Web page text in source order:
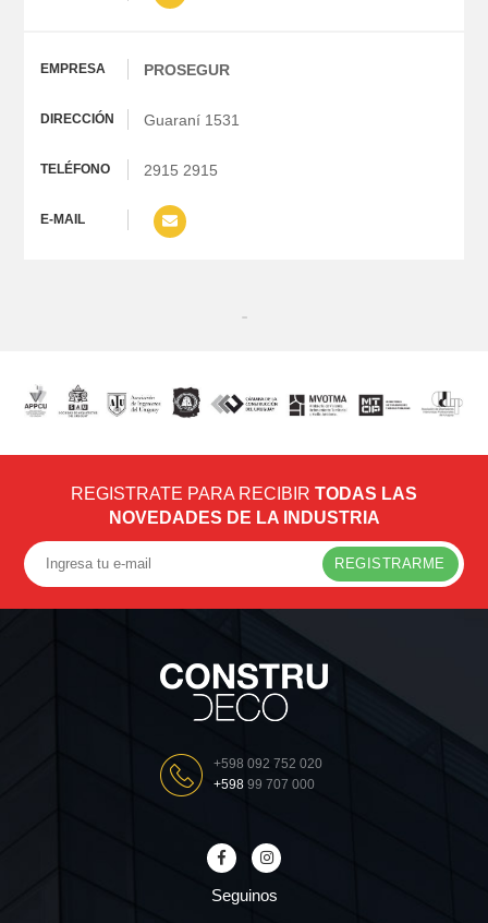
PROSEGUR
Guaraní 1531
2915 2915
REGISTRATE PARA RECIBIR TODAS LAS
NOVEDADES DE LA INDUSTRIA
REGISTRARME
+598 092 752 020
+598 99 707 000
Seguinos